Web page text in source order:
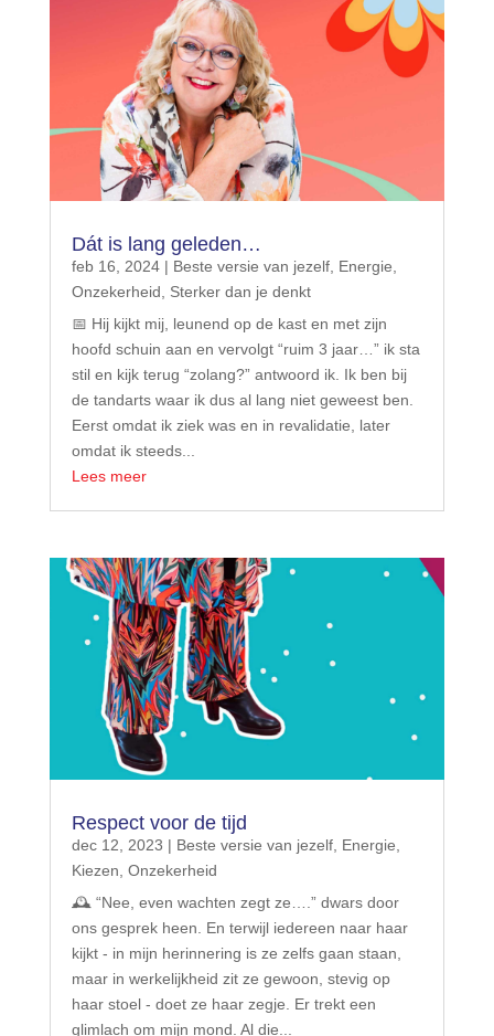
Dát is lang geleden…
feb 16, 2024| Beste versie van jezelf, Energie,
Onzekerheid, Sterker dan je denkt
📅 Hij kijkt mij, leunend op de kast en met zijn
hoofd schuin aan en vervolgt “ruim 3 jaar…” ik sta
stil en kijk terug “zolang?” antwoord ik. Ik ben bij
de tandarts waar ik dus al lang niet geweest ben.
Eerst omdat ik ziek was en in revalidatie, later
omdat ik steeds...
Lees meer
Respect voor de tijd
dec 12, 2023 | Beste versie van jezelf, Energie
Kiezen Onzekerheid
🕰 “Nee, even wachten zegt ze….” dwars door
ons gesprek heen. En terwijl iedereen naar haar
kijkt - in mijn herinnering is ze zelfs gaan staan,
maar in werkelijkheid zit ze gewoon, stevig op
haar stoel - doet ze haar zegje. Er trekt een
glimlach om mijn mond. Al die...